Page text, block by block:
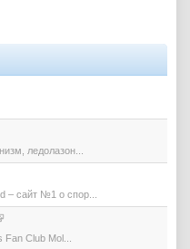
ледолазон...
– сайт №1 о спор...
Club Mol...